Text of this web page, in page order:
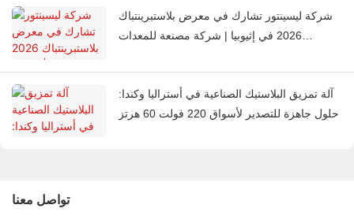
شركة ليسينتور تشارك في معرض بلاستبرينتباك
2026 في إثيوبيا | شركة مصنعة للمعدات
آلة تمزيق البلاستيك الصناعية في أستراليا وكندا:
حلول جاهزة للتصدير لأسواق 220 فولت 60 هرتز
تواصل معنا